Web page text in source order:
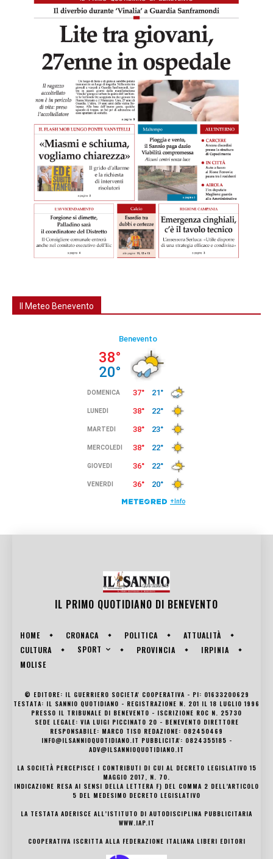
Il Meteo Benevento
IL PRIMO QUOTIDIANO DI BENEVENTO
HOME CRONACA POLITICA
ATTUALITÀ
CULTURA
SPORT PROVINCIA
IRPINIA
MOLISE
© EDITORE: IL GUERRIERO SOCIETA' COOPERATIVA - PI: 01633200629
TESTATA: IL SANNIO QUOTIDIANO - REGISTRAZIONE N. 201 IL 18 LUGLIO 1996
PRESSO IL TRIBUNALE DI BENEVENTO - ISCRIZIONE ROC N. 25730
SEDE LEGALE: VIA LUIGI PICCINATO 20 - BENEVENTO DIRETTORE
RESPONSABILE: MARCO TISO REDAZIONE: 082450469
INFO@ILSANNIOQUOTIDIANO.IT PUBBLICITA': 0824355185 -
ADV@ILSANNIOQUOTIDIANO.IT
LA SOCIETÀ PERCEPISCE I CONTRIBUTI DI CUI AL DECRETO LEGISLATIVO 15
MAGGIO 2017, N. 70.
INDICAZIONE RESA AI SENSI DELLA LETTERA F) DEL COMMA 2 DELL’ARTICOLO
5 DEL MEDESIMO DECRETO LEGISLATIVO
LA TESTATA ADERISCE ALL’ISTITUTO DI AUTODISCIPLINA PUBBLICITARIA
WWW.IAP.IT
COOPERATIVA ISCRITTA ALLA FEDERAZIONE ITALIANA LIBERI EDITORI